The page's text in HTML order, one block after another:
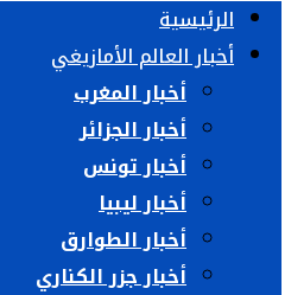
الرئيسية
أخبار العالم الأمازيغي
أخبار المغرب
أخبار الجزائر
أخبار تونس
أخبار ليبيا
أخبار الطوارق
أخبار جزر الكناري